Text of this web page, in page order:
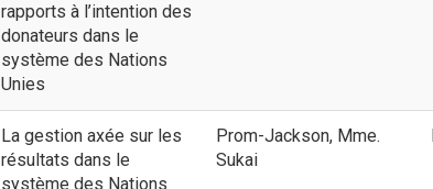
rapports à l’intention des
donateurs dans le
système des Nations
Unies
La gestion axée sur les
résultats dans le
système des Nations
Prom-Jackson, Mme.
Sukai